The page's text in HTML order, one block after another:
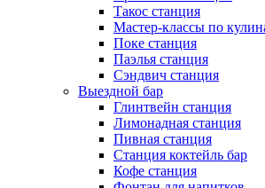
Такос станция
Мастер-классы по
Поке станция
Паэлья станция
Сэндвич станция
Выездной бар
Глинтвейн станция
Лимонадная станция
Пивная станция
Станция коктейль бар
Кофе станция